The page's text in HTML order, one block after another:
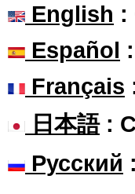
English :
Español
Français
日本語:
Русский